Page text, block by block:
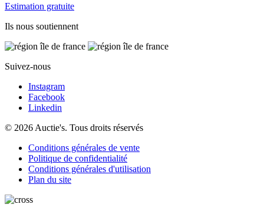
Estimation gratuite
Ils nous soutiennent
Suivez-nous
Instagram
Facebook
Linkedin
© 2026 Auctie's. Tous droits réservés
Conditions générales de vente
Politique de confidentialité
Conditions générales d'utilisation
Plan du site